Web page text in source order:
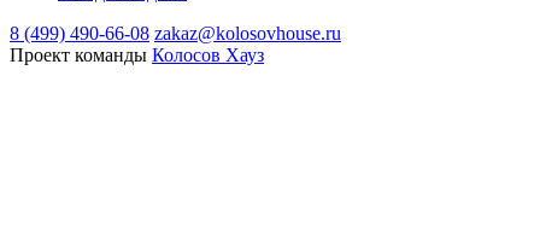
8 (499) 490-66-08 zakaz@kolosovhouse.ru
Проект команды Колосов Хауз